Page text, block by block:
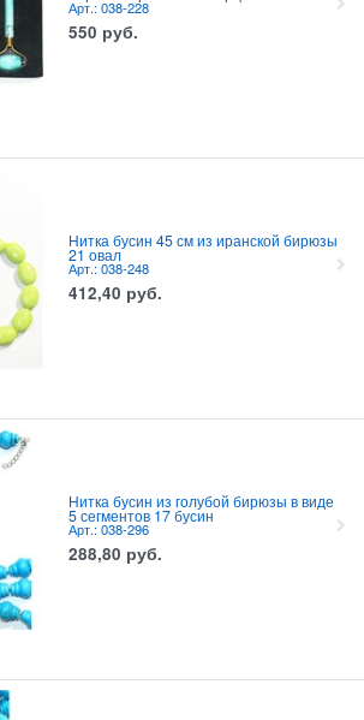
Арт.: 038-228
550 руб.
Нитка бусин 45 см из иранской бирюзы
21 овал
Арт.: 038-248
412,40 руб.
Нитка бусин из голубой бирюзы в виде
5 сегментов 17 бусин
Арт.: 038-296
288,80 руб.